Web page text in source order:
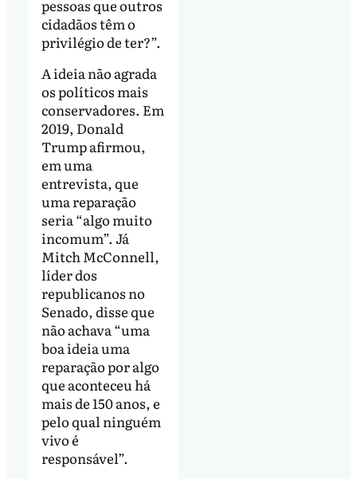
pessoas que outros
cidadãos têm o
privilégio de ter?”.
A ideia não agrada
os políticos mais
conservadores. Em
2019, Donald
Trump afirmou,
em uma
entrevista, que
uma reparação
seria “algo muito
incomum”. Já
Mitch McConnell,
líder dos
republicanos no
Senado, disse que
não achava “uma
boa ideia uma
reparação por algo
que aconteceu há
mais de 150 anos, e
pelo qual ninguém
vivo é
responsável”.